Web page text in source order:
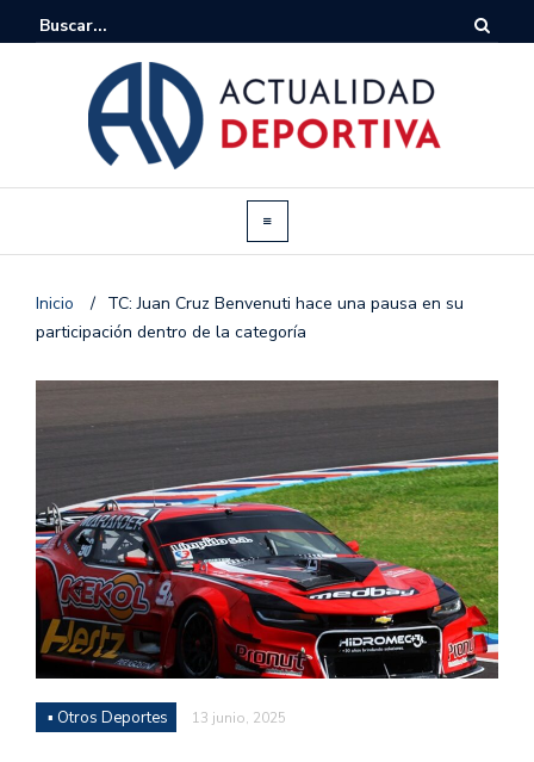
Inicio / TC: Juan Cruz Benvenuti hace una pausa en su
participación dentro de la categoría
▪ Otros Deportes 13 junio, 2025